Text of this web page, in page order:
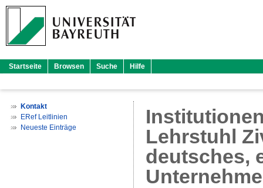
Startseite Browsen Suche Hilfe
Kontakt
ERef Leitlinien
Neueste Einträge
Lehrstuhl
deutsches,